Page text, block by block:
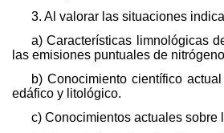
3. Al valorar las situaciones
a) Características limnológicas
las emisiones puntuales de
b) Conocimiento científico
edáfico y litológico.
c) Conocimientos actuales sobre